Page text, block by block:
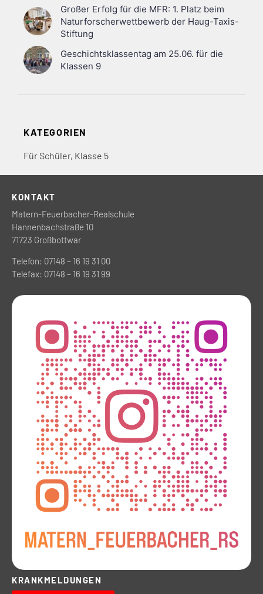
Großer Erfolg für die MFR: 1. Platz beim
Naturforscherwettbewerb der Haug-Taxis-
Stiftung
Geschichtsklassentag am 25.06. für die
Klassen 9
KATEGORIEN
Für Schüler, Klasse 5
KONTAKT
Matern-Feuerbacher-Realschule
Hannenbachstraße 10
71723 Großbottwar
Telefon: 07148 – 16 19 31 00
Telefax: 07148 – 16 19 31 99
KRANKMELDUNGEN